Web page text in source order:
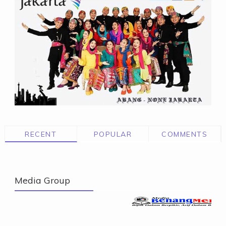
RECENT POPULAR COMMENTS
Media Group